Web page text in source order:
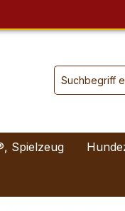
Spielzeug